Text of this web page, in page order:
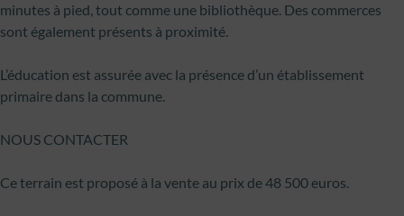
minutes à pied, tout comme une bibliothèque. Des commerces
sont également présents à proximité.
L’éducation est assurée avec la présence d’un établissement
primaire dans la commune.
NOUS CONTACTER
Ce terrain est proposé à la vente au prix de 48 500 euros.